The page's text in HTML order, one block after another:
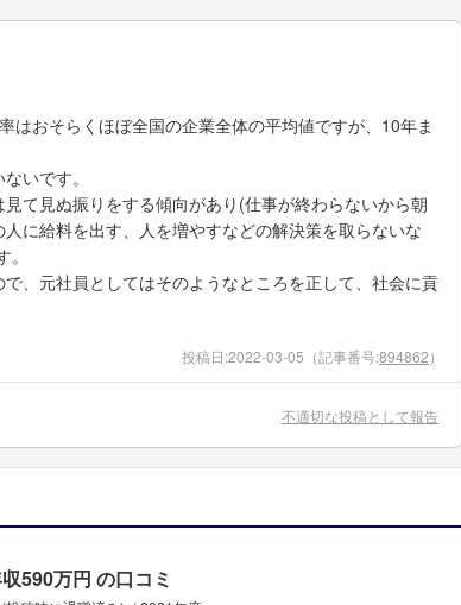
はおそらくほぼ全国の企業全体の平均値ですが、10年ま
いです。
て見ぬ振りをする傾向があり(仕事が終わらないから朝
に給料を出す、人を増やすなどの解決策を取らないな
、元社員としてはそのようなところを正して、社会に貢
投稿日:2022-03-05 （記事番号:894862）
不適切な投稿として報告
590万円 の口コミ